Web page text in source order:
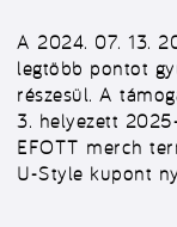
A 2024. 07. 13.
legtöbb pontot
részesül. A
3. helyezett
EFOTT merch
U-Style kupont